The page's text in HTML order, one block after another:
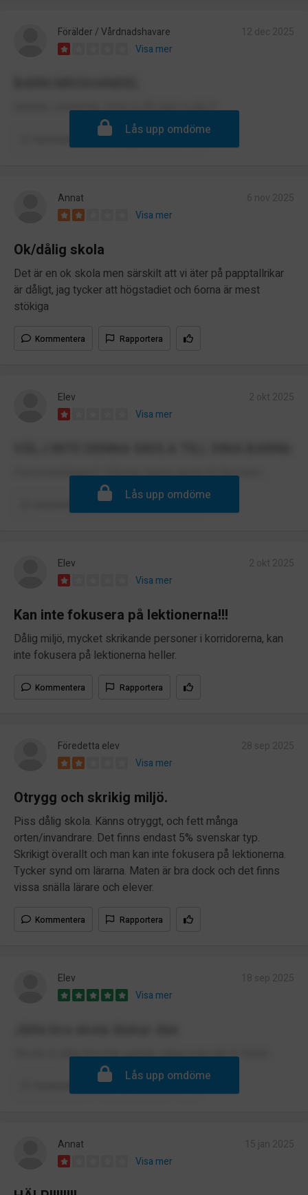
Förälder / Vårdnadshavare
Visa mer
AAAAA LÄRARNA, DEM SLÅR MIG HJÄLP
Lås upp omdöme
Annat
Visa mer
Ok/dålig skola
Det är en ok skola men särskilt att vi äter på papptallrikar
är dåligt, jag tycker att högstadiet och 6orna är mest
stökiga
Kommentera Rapportera
Elev
Visa mer
Fixa invandringen!! Välj inte denna skola till dina barn..
Lås upp omdöme
Elev
Visa mer
Kan inte fokusera på lektionerna!!!
Dålig miljö, mycket skrikande personer i korridorerna, kan
inte fokusera på lektionerna heller.
Kommentera Rapportera
Föredetta elev
Visa mer
Otrygg och skrikig miljö.
Piss dålig skola. Känns otryggt, och fett många
orten/invandrare. Det finns endast 5% svenskar typ.
Skrikigt överallt och man kan inte fokusera på lektionerna.
Tycker synd om lärarna. Maten är bra dock och det finns
vissa snälla lärare och elever.
Kommentera Rapportera
Elev
Visa mer
Skolan är jätte bra folk sprider saker men allt är falskt
Lås upp omdöme
Annat
Visa mer